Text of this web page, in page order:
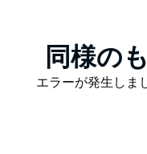
Product
List
同様の
Product
エラーが発生しま